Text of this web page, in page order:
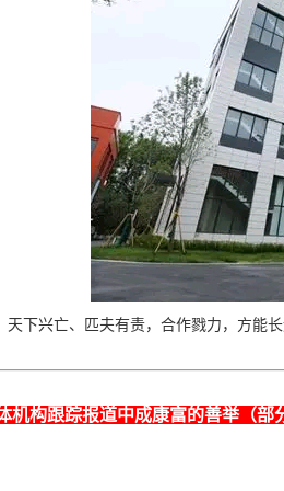
兴亡、匹夫有责，合作戮力，方能长
机构跟踪报道中成康富的善举（部